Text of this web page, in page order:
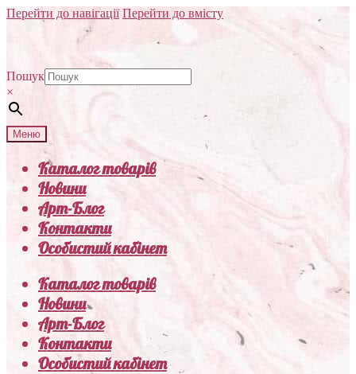
Перейти до навігації Перейти до вмісту
Пошук
×
Меню
Каталог товарів
Новини
Арт-Блог
Контакти
Особистий кабінет
Каталог товарів
Новини
Арт-Блог
Контакти
Особистий кабінет